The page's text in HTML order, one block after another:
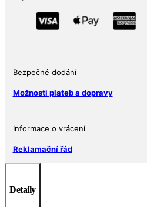
BU
množství
Bezpečné dodání
Možnosti plateb a dopravy
Informace o vrácení
Reklamační řád
Detaily